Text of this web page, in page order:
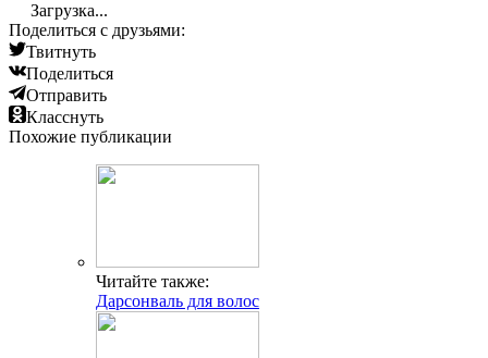
Загрузка...
Поделиться с друзьями:
Твитнуть
Поделиться
Отправить
Класснуть
Похожие публикации
Читайте также:
Дарсонваль для волос